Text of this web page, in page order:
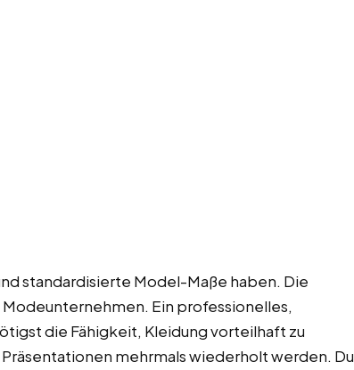
standardisierte Model-Maße haben. Die
Ein professionelles,
die Fähigkeit, Kleidung vorteilhaft zu
mehrmals wiederholt werden. Du